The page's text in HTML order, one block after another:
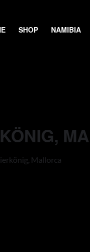
SHOP NAMIBIA
Mallorca